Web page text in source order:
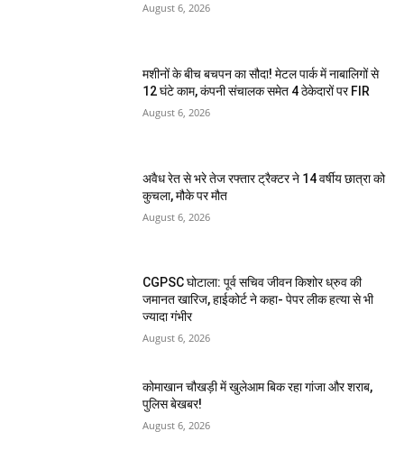
August 6, 2026
मशीनों के बीच बचपन का सौदा! मेटल पार्क में नाबालिगों से
12 घंटे काम, कंपनी संचालक समेत 4 ठेकेदारों पर FIR
August 6, 2026
अवैध रेत से भरे तेज रफ्तार ट्रैक्टर ने 14 वर्षीय छात्रा को
कुचला, मौके पर मौत
August 6, 2026
CGPSC घोटाला: पूर्व सचिव जीवन किशोर ध्रुव की
जमानत खारिज, हाईकोर्ट ने कहा- पेपर लीक हत्या से भी
ज्यादा गंभीर
August 6, 2026
कोमाखान चौखड़ी में खुलेआम बिक रहा गांजा और शराब,
पुलिस बेखबर!
August 6, 2026